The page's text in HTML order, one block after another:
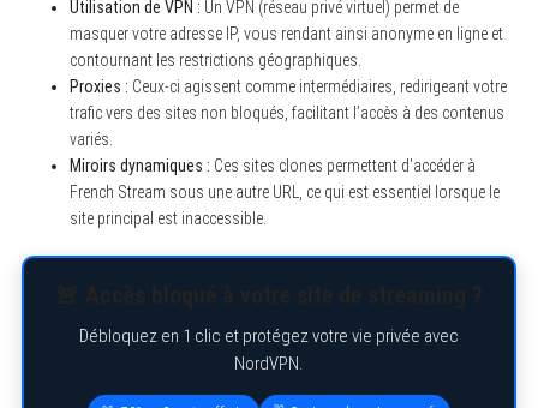
Utilisation de VPN : Un VPN (réseau privé virtuel) permet de
masquer votre adresse IP, vous rendant ainsi anonyme en ligne et
contournant les restrictions géographiques.
Proxies : Ceux-ci agissent comme intermédiaires, redirigeant votre
trafic vers des sites non bloqués, facilitant l’accès à des contenus
variés.
Miroirs dynamiques : Ces sites clones permettent d’accéder à
French Stream sous une autre URL, ce qui est essentiel lorsque le
site principal est inaccessible.
Débloquez en 1 clic et protégez votre vie privée avec
NordVPN.